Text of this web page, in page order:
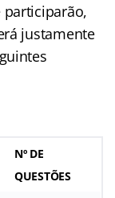
justamente
Nº DE
QUESTÕES